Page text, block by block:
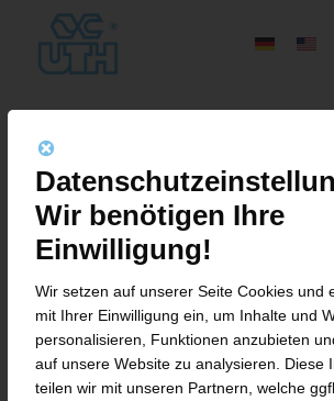
BOYS‘ DAY
MASCHINENBAU
Einen Blick hinter die
Münsterfeld konnten zwei
Wir benötigen Ihre
Einwilligung!
Wir setzen auf unserer Seite Cookies und
mit Ihrer Einwilligung ein, um Inhalte und
personalisieren, Funktionen anzubieten
auf unsere Website zu analysieren. Diese
teilen wir mit unseren Partnern, welche